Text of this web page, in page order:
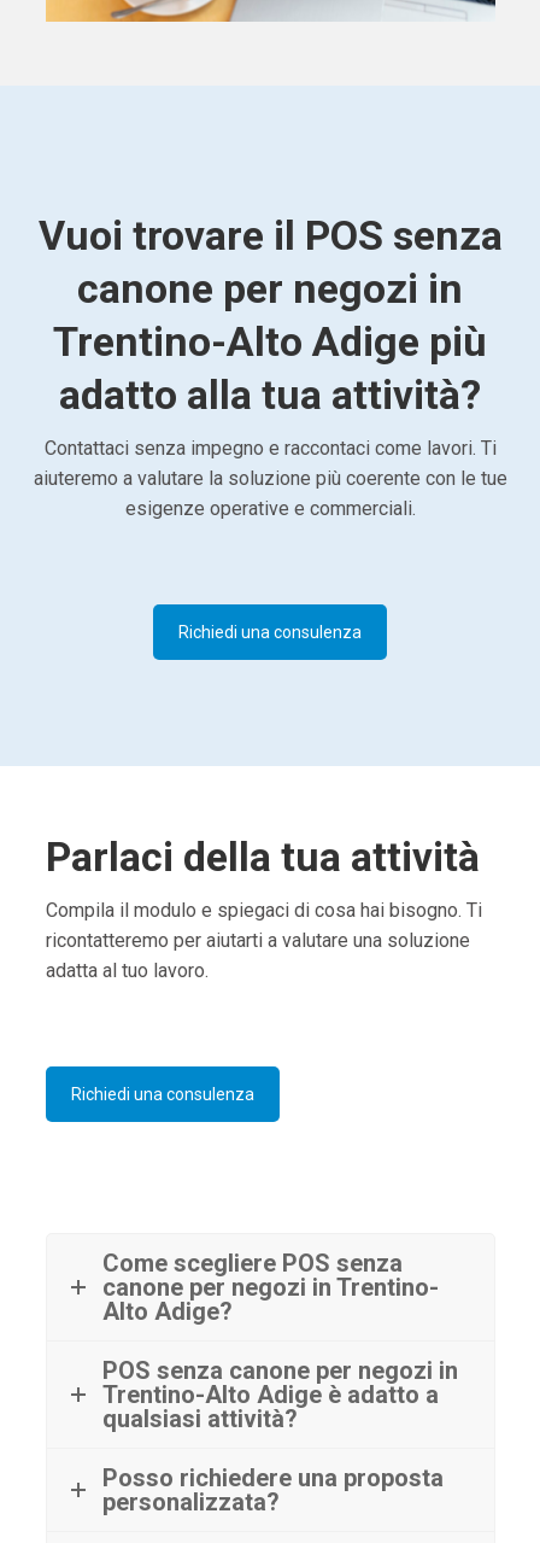
Vuoi trovare il POS senza
canone per negozi in
Trentino-Alto Adige più
adatto alla tua attività?
Contattaci senza impegno e raccontaci come lavori. Ti
aiuteremo a valutare la soluzione più coerente con le tue
esigenze operative e commerciali.
Richiedi una consulenza
Parlaci della tua attività
Compila il modulo e spiegaci di cosa hai bisogno. Ti
ricontatteremo per aiutarti a valutare una soluzione
adatta al tuo lavoro.
Richiedi una consulenza
Come scegliere POS senza
canone per negozi in Trentino-
Alto Adige?
POS senza canone per negozi in
Trentino-Alto Adige è adatto a
qualsiasi attività?
Posso richiedere una proposta
personalizzata?